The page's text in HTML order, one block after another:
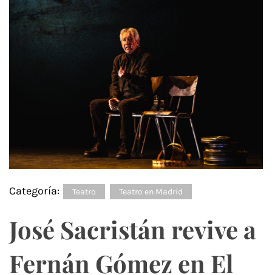
Categoría: Teatro Teatro en Madrid
José Sacristán revive a
Fernán Gómez en El